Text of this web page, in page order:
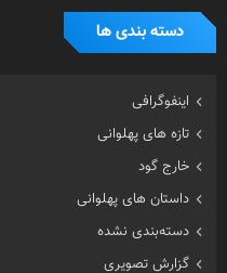
دسته بندی ها
اینفوگرافی
تازه های پهلوانی
خارج گود
داستان های پهلوانی
دسته‌بندی نشده
گزارش تصویری